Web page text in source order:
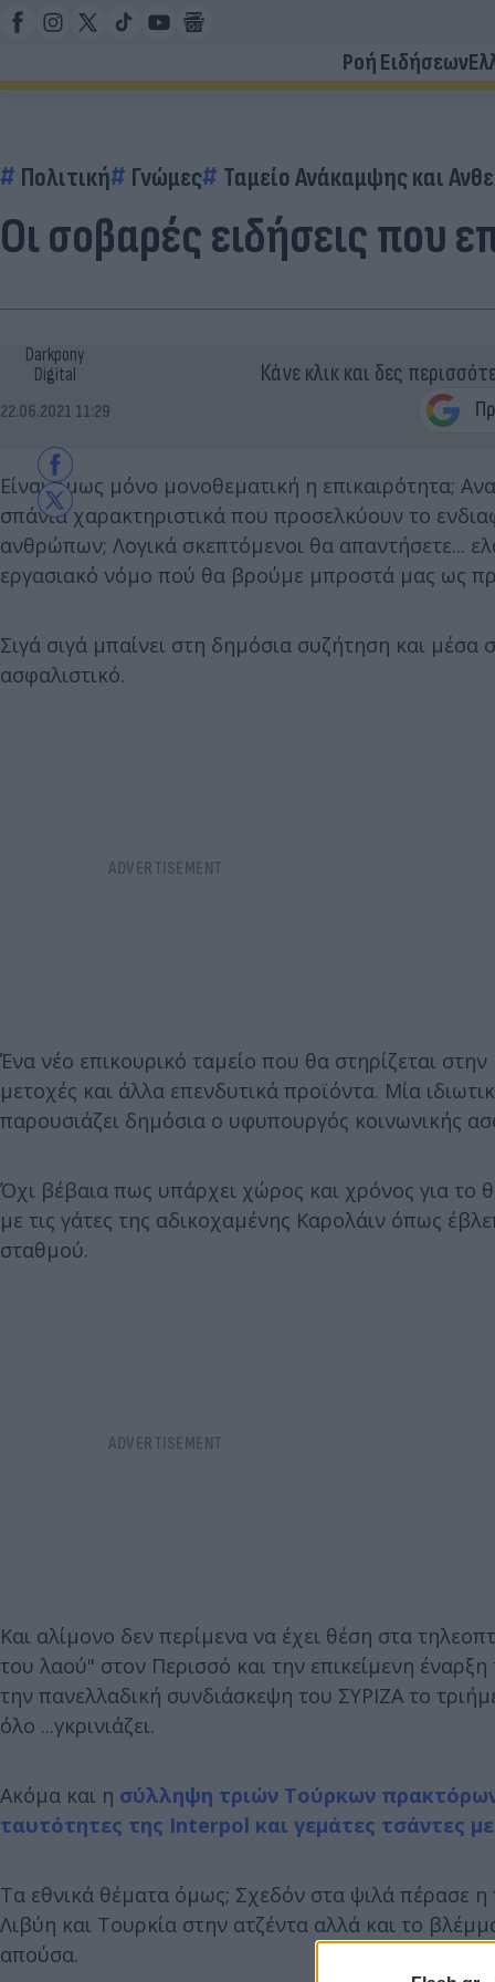
Ροή Ειδήσεων
Πολιτική Γνώμες Ταμείο Ανάκαμψης και
Οι σοβαρές ειδήσεις που
Darkpony
Digital
22.06.2021 11:29
Κάνε κλικ και δες
Είναι όμως μόνο μονοθεματική η επικαιρότητα;
σπάνια χαρακτηριστικά που προσελκύουν το
ανθρώπων; Λογικά σκεπτόμενοι θα απαντήσετε...
εργασιακό νόμο πού θα βρούμε μπροστά μας ως
Σιγά σιγά μπαίνει στη δημόσια συζήτηση και
ασφαλιστικό.
Ένα νέο επικουρικό ταμείο που θα στηρίζεται
μετοχές και άλλα επενδυτικά προϊόντα. Μία
παρουσιάζει δημόσια ο υφυπουργός κοινωνικής
Όχι βέβαια πως υπάρχει χώρος και χρόνος για το
με τις γάτες της αδικοχαμένης Καρολάιν όπως
σταθμού.
Και αλίμονο δεν περίμενα να έχει θέση στα
του λαού" στον Περισσό και την επικείμενη
την πανελλαδική συνδιάσκεψη του ΣΥΡΙΖΑ το
όλο ...γκρινιάζει.
Ακόμα και η σύλληψη τριών Τούρκων
ταυτότητες της Interpol και γεμάτες τσάντες
Τα εθνικά θέματα όμως; Σχεδόν στα ψιλά πέρασε
Λιβύη και Τουρκία στην ατζέντα αλλά και το
απούσα.